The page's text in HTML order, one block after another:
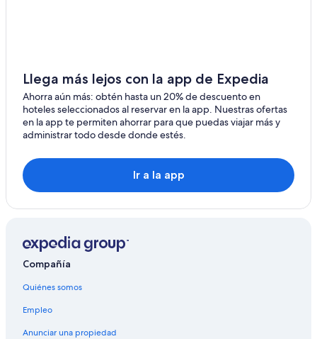
Cabañas en Talca
Hoteles con casino en Talca
Hoteles con spa en Talca
Hoteles de negocios en Talca
Hoteles históricos en Talca
Hoteles con aire acondicionado en Talca
Hoteles 3 estrellas en Linares
Cabañas en Linares
Hoteles que aceptan mascotas en Linares
Hoteles en Linares
Lodges en Linares
Llega más lejos con la app de Expedia
Ahorra aún más: obtén hasta un 20% de descuento en
hoteles seleccionados al reservar en la app. Nuestras ofertas
en la app te permiten ahorrar para que puedas viajar más y
administrar todo desde donde estés.
Ir a la app
Compañía
Quiénes somos
Empleo
Anunciar una propiedad